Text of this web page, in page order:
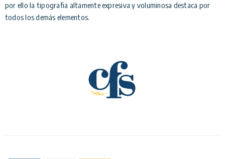
por ello la tipografia altamente expresiva y voluminosa destaca por
todos los demás elementos.